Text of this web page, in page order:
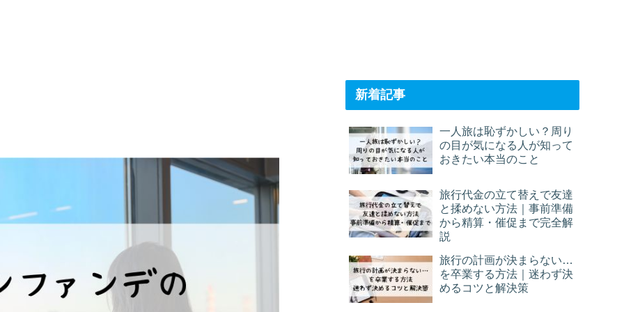
新着記事
一人旅は恥ずかしい？周り
の目が気になる人が知って
おきたい本当のこと
旅行代金の立て替えで友達
と揉めない方法｜事前準備
から精算・催促まで完全解
説
旅行の計画が決まらない…
を卒業する方法｜迷わず決
めるコツと解決策